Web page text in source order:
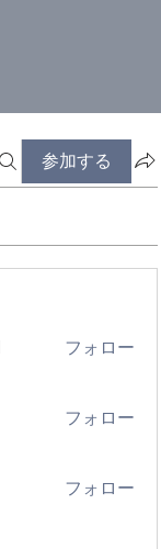
参加する
フォロー
フォロー
フォロー